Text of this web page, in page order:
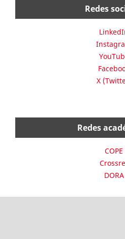
Redes
X
Redes
COPE
DORA